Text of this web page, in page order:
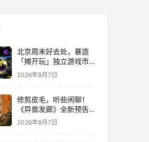
北京周末好去处，暴造
「摊开玩」独立游戏市集
正式开票！
2026年8月7日
修剪皮毛，听些闲聊！
《异兽发廊》全新预告与
Steam免费试玩公开
2026年8月7日